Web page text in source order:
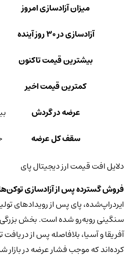
میزان آزادسازی امروز
آزادسازی در ۳۰ روز آینده
بیشترین قیمت تاکنون
کمترین قیمت اخیر
عرضه در گردش
بیش
سقف کل عرضه
دلایل افت قیمت ارز دیجیتال پای
فروش گسترده پس از آزادسازی توکن‌ها:
ایردراپ‌شده، پای پس از رویدادهای
سنگینی روبه‌رو شده است. بخش بزرگی از
آفریقا و آسیا، بلافاصله پس از
کرده‌اند که موجب فشار عرضه در بازار